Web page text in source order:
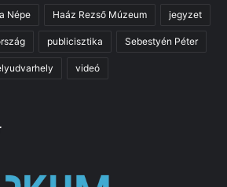
Népe Haáz Rezső Múzeum jegyzet
publicisztika Sebestyén Péter
videó